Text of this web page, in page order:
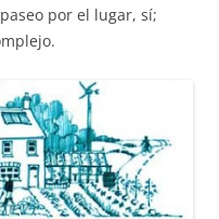
por el lugar, sí;